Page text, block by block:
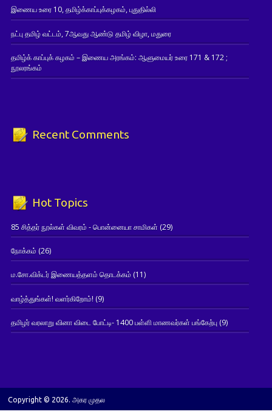
இணைய உரை 10, தமிழ்க்காப்புக்கழகம், புதுதில்லி
நட்பு தமிழ் வட்டம், 7ஆவது ஆண்டு தமிழ் விழா, மதுரை
தமிழ்க் காப்புக் கழகம் – இணைய அரங்கம்: ஆளுமையர் உரை 171 & 172 ;
நூலரங்கம்
Recent Comments
Hot Topics
85 சித்தர் நூல்கள் விவரம் - பொன்னையா சாமிகள் (29)
நோக்கம் (26)
ம.சோ.விக்டர் இணையத்தளம் தொடக்கம் (11)
வாழ்த்துங்கள்! வளர்கிறோம்! (9)
தமிழர் வரலாறு வினா விடை போட்டி- 1400 பள்ளி மாணவர்கள் பங்கேற்பு(9)
Copyright © 2026. அகர முதல